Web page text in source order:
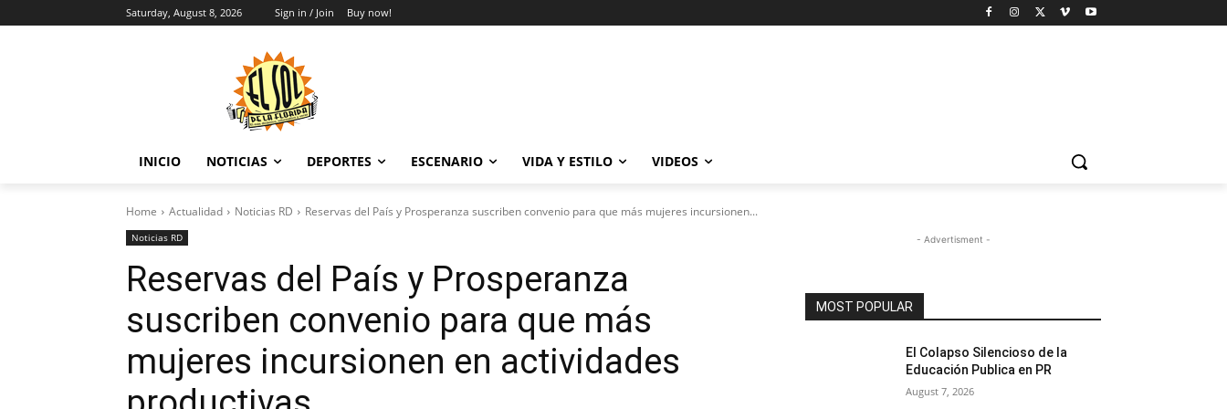
Saturday, August 8, 2026 Sign in / Join Buy now!
INICIO NOTICIAS DEPORTES ESCENARIO VIDA Y ESTILO VIDEOS
Home Actualidad Noticias RD Reservas del País y Prosperanza suscriben convenio para que más mujeres incursionen...
Noticias RD
Reservas del País y Prosperanza
suscriben convenio para que más
mujeres incursionen en actividades
- Advertisment -
MOST POPULAR
El Colapso Silencioso de la
Educación Publica en PR
August 7, 2026